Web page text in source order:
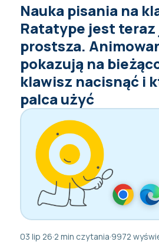
Nauka pisania na
Ratatype jest teraz
prostsza.
pokazują na
klawisz nacisnąć i
palca użyć
03 lip 26·2 min czytania·9972